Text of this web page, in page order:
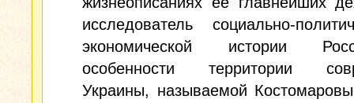
исследователь социально-
экономической истории
особенности территории
Украины, называемой